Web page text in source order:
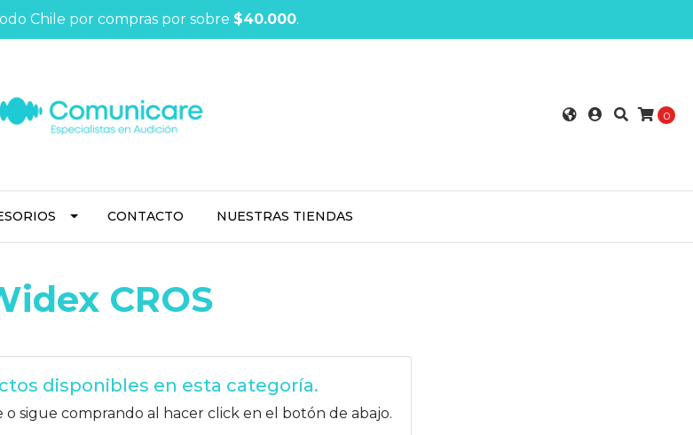
Chile por compras por sobre $40.000.
0
CONTACTO NUESTRAS TIENDAS
CROS
disponibles en esta categoría.
sigue comprando al hacer click en el botón de abajo.